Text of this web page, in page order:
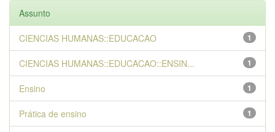
Assunto
1
CIENCIAS HUMANAS::EDUCACAO
1
CIENCIAS HUMANAS::EDUCACAO::ENSIN...
1
Ensino
1
Prática de ensino